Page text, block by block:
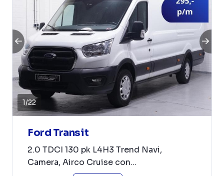
1/22
Ford Transit
2.0 TDCI 130 pk L4H3 Trend Navi,
Camera, Airco Cruise con...